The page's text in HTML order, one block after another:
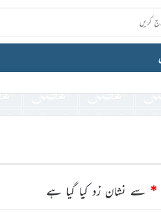
* سے نشان زد کیا گیا ہے